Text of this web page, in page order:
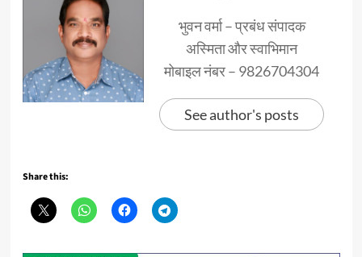
भुवन वर्मा – प्रबंध संपादक
अस्मिता और स्वाभिमान
मोबाइल नंबर – 9826704304
See author's posts
Share this: